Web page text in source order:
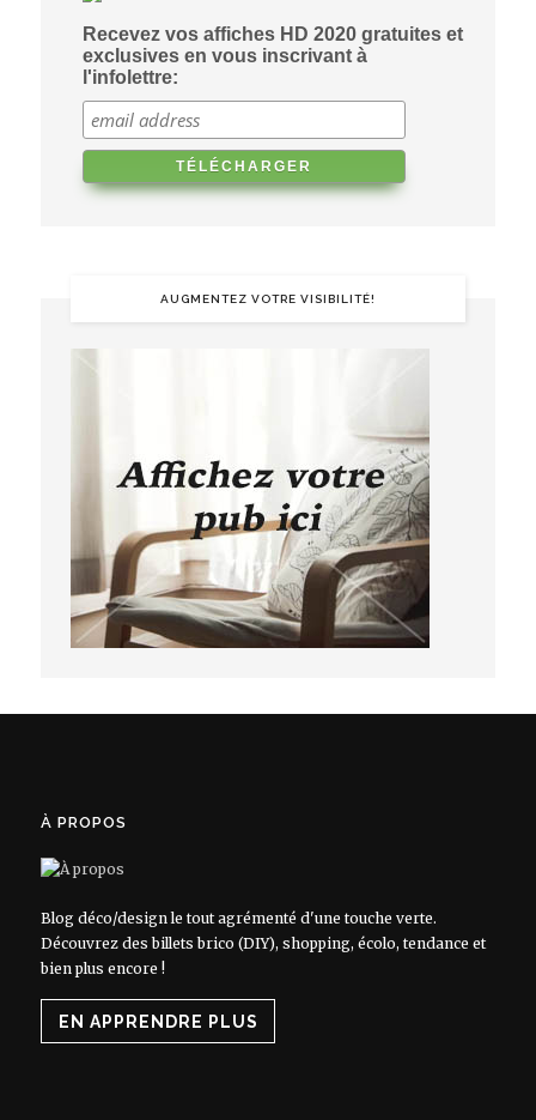
Recevez vos affiches HD 2020 gratuites et
exclusives en vous inscrivant à
l'infolettre:
AUGMENTEZ VOTRE VISIBILITÉ!
À PROPOS
Blog déco/design le tout agrémenté d'une touche verte.
Découvrez des billets brico (DIY), shopping, écolo, tendance et
bien plus encore !
EN APPRENDRE PLUS